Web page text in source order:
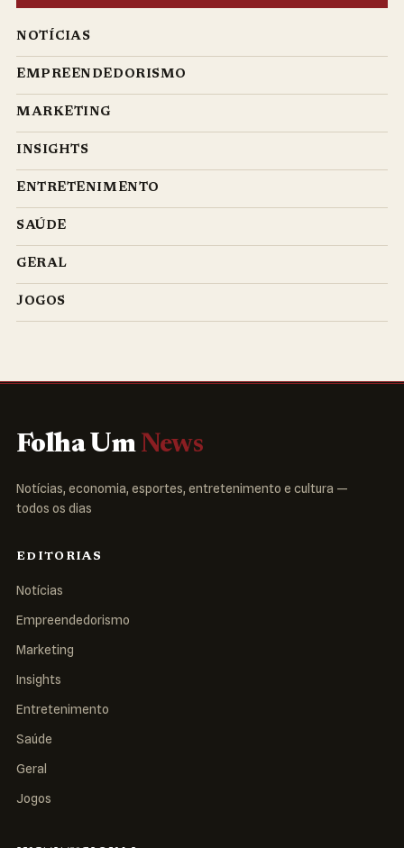
NOTÍCIAS
EMPREENDEDORISMO
MARKETING
INSIGHTS
ENTRETENIMENTO
SAÚDE
GERAL
JOGOS
Folha Um News
Notícias, economia, esportes, entretenimento e cultura —
todos os dias
EDITORIAS
Notícias
Empreendedorismo
Marketing
Insights
Entretenimento
Saúde
Geral
Jogos